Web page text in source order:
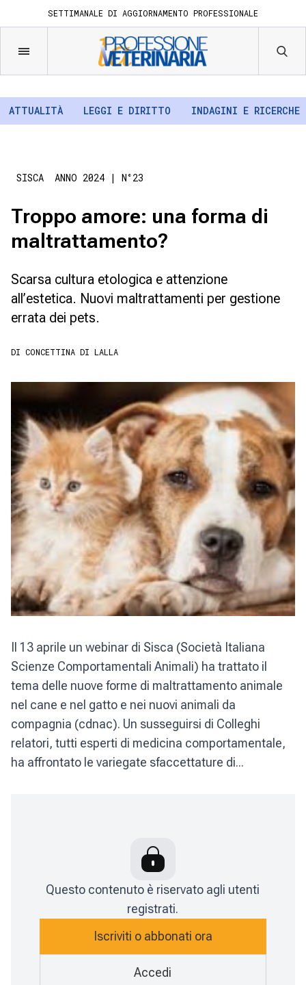
SETTIMANALE DI AGGIORNAMENTO PROFESSIONALE
ATTUALITÀ LEGGI E DIRITTO INDAGINI E RICERCHE
SISCA ANNO 2024 | N°23
Troppo amore: una forma di
maltrattamento?
Scarsa cultura etologica e attenzione
all’estetica. Nuovi maltrattamenti per gestione
errata dei pets.
DI CONCETTINA DI LALLA
Il 13 aprile un webinar di Sisca (Società Italiana
Scienze Comportamentali Animali) ha trattato il
tema delle nuove forme di maltrattamento animale
nel cane e nel gatto e nei nuovi animali da
compagnia (cdnac). Un susseguirsi di Colleghi
relatori, tutti esperti di medicina comportamentale,
ha affrontato le variegate sfaccettature di...
Questo contenuto è riservato agli utenti
registrati.
Iscriviti o abbonati ora
Accedi